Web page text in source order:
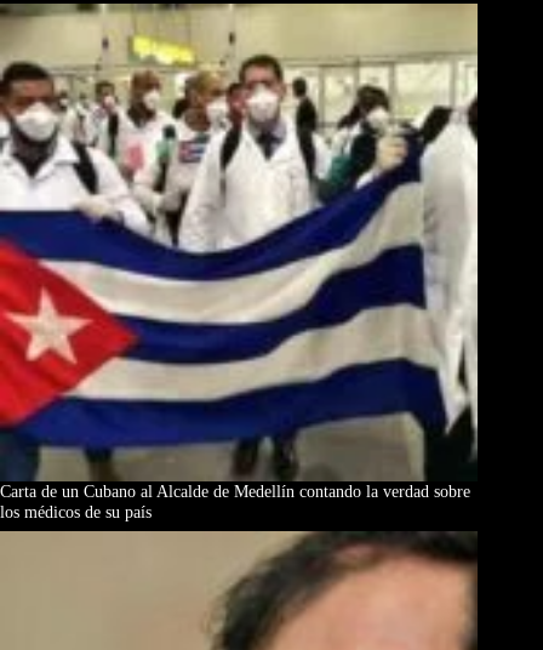
Carta de un Cubano al Alcalde de Medellín contando la verdad sobre
los médicos de su país